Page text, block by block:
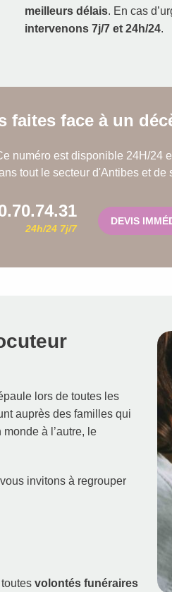
meilleurs délais. En cas
intervenons 7j/7 et 24h/24.
faites face à un
numéro est disponible 24H/24
tout le secteur d'Antibes et de
24h/24 7j/7
DEVIS
lors de toutes les
auprès des familles qui
monde à l’autre, le
invitons à regrouper
volontés funéraires